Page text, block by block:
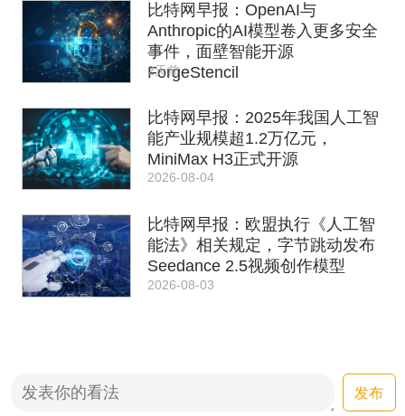
比特网早报：OpenAI与
Anthropic的AI模型卷入更多安全
事件，面壁智能开源
ForgeStencil
2天前
比特网早报：2025年我国人工智
能产业规模超1.2万亿元，
MiniMax H3正式开源
2026-08-04
比特网早报：欧盟执行《人工智
能法》相关规定，字节跳动发布
Seedance 2.5视频创作模型
2026-08-03
发布